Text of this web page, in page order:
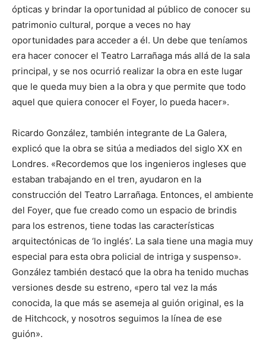
ópticas y brindar la oportunidad al público de conocer su
patrimonio cultural, porque a veces no hay
oportunidades para acceder a él. Un debe que teníamos
era hacer conocer el Teatro Larrañaga más allá de la sala
principal, y se nos ocurrió realizar la obra en este lugar
que le queda muy bien a la obra y que permite que todo
aquel que quiera conocer el Foyer, lo pueda hacer».
Ricardo González, también integrante de La Galera,
explicó que la obra se sitúa a mediados del siglo XX en
Londres. «Recordemos que los ingenieros ingleses que
estaban trabajando en el tren, ayudaron en la
construcción del Teatro Larrañaga. Entonces, el ambiente
del Foyer, que fue creado como un espacio de brindis
para los estrenos, tiene todas las características
arquitectónicas de ‘lo inglés’. La sala tiene una magia muy
especial para esta obra policial de intriga y suspenso».
González también destacó que la obra ha tenido muchas
versiones desde su estreno, «pero tal vez la más
conocida, la que más se asemeja al guión original, es la
de Hitchcock, y nosotros seguimos la línea de ese
guión».